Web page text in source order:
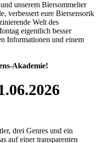
unserem Biersommelier
verbessert eure Biersensorik
Welt des
eigentlich besser
Informationen und einem
Akademie!
drei Genres und ein
auf einer transparenten